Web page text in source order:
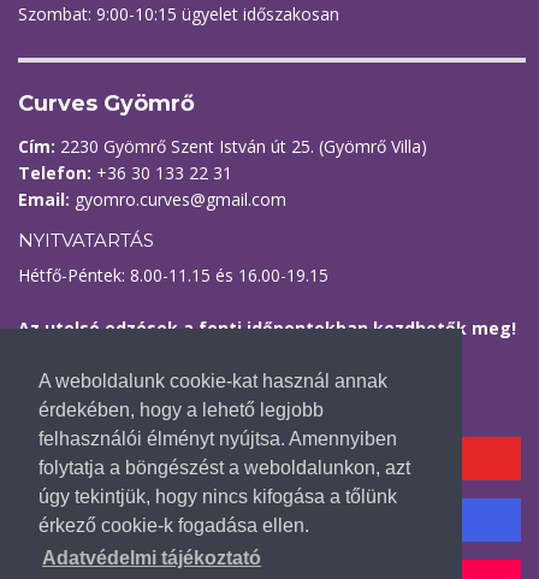
A weboldalunk cookie-kat használ annak
érdekében, hogy a lehető legjobb
felhasználói élményt nyújtsa. Amennyiben
folytatja a böngészést a weboldalunkon, azt
úgy tekintjük, hogy nincs kifogása a tőlünk
érkező cookie-k fogadása ellen.
Adatvédelmi tájékoztató
Szombat: 9:00-10:15 ügyelet időszakosan
Curves Gyömrő
Cím: 2230 Gyömrő Szent István út 25. (Gyömrő Villa)
Telefon: +36 30 133 22 31
Email: gyomro.curves@gmail.com
NYITVATARTÁS
Hétfő-Péntek: 8.00-11.15 és 16.00-19.15
Az utolsó edzések a fenti időpontokban kezdhetők meg!
YOUTUBE CSATORNÁNK
INSTAGRAM FIÓKUNK